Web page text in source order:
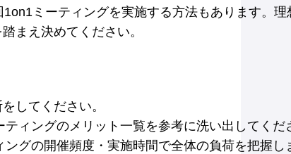
ミーティングを実施する方法もあります。
まえ決めてください。
してください。
ィングのメリット一覧を参考に洗い出してくだ
グの開催頻度・実施時間で全体の負荷を把握